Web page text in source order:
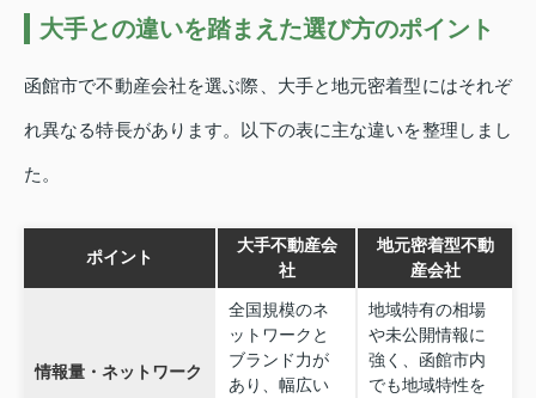
大手との違いを踏まえた選び方のポイント
函館市で不動産会社を選ぶ際、大手と地元密着型にはそれぞ
れ異なる特長があります。以下の表に主な違いを整理しまし
た。
ポイント
大手不動産会
社
地元密着型不動
産会社
情報量・ネットワーク
全国規模のネ
ットワークと
ブランド力が
あり、幅広い
地域特有の相場
や未公開情報に
強く、函館市内
でも地域特性を